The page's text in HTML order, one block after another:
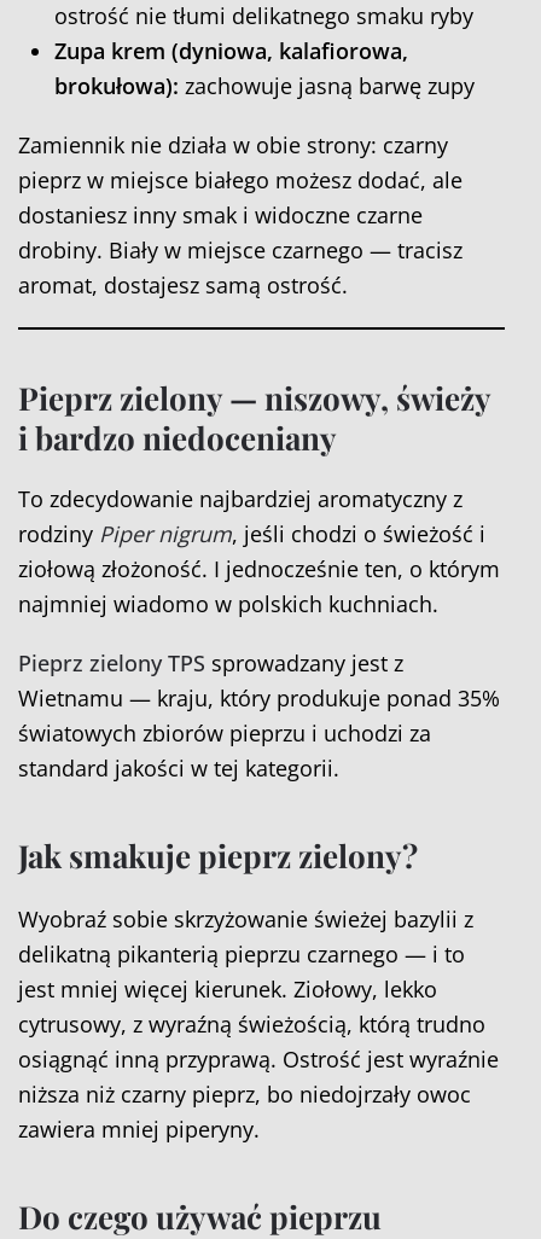
ostrość nie tłumi delikatnego smaku ryby
Zupa krem (dyniowa, kalafiorowa,
brokułowa): zachowuje jasną barwę zupy
Zamiennik nie działa w obie strony: czarny
pieprz w miejsce białego możesz dodać, ale
dostaniesz inny smak i widoczne czarne
drobiny. Biały w miejsce czarnego — tracisz
aromat, dostajesz samą ostrość.
Pieprz zielony — niszowy, świeży
i bardzo niedoceniany
To zdecydowanie najbardziej aromatyczny z
rodziny Piper nigrum, jeśli chodzi o świeżość i
ziołową złożoność. I jednocześnie ten, o którym
najmniej wiadomo w polskich kuchniach.
Pieprz zielony TPS sprowadzany jest z
Wietnamu — kraju, który produkuje ponad 35%
światowych zbiorów pieprzu i uchodzi za
standard jakości w tej kategorii.
Jak smakuje pieprz zielony?
Wyobraź sobie skrzyżowanie świeżej bazylii z
delikatną pikanterią pieprzu czarnego — i to
jest mniej więcej kierunek. Ziołowy, lekko
cytrusowy, z wyraźną świeżością, którą trudno
osiągnąć inną przyprawą. Ostrość jest wyraźnie
niższa niż czarny pieprz, bo niedojrzały owoc
zawiera mniej piperyny.
Do czego używać pieprzu